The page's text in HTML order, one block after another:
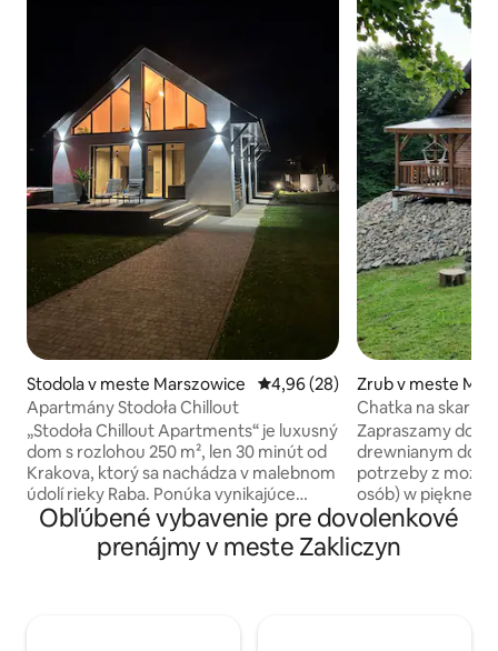
Stodola v meste Marszowice Priemerné ohodnotenie 4,96
4,96 (28)
Apartmány Stodoła Chillout
„Stodoła Chillout Apartments“ je luxusný
dom s rozlohou 250 m², len 30 minút od
Krakova, ktorý sa nachádza v malebnom
údolí rieky Raba. Ponúka vynikajúce
podmienky pre výlety do hôr a
cyklistické trasy. Apartmány sú
moderné, plné šarmu a pohodlia, s
Zrub v meste
Chatka na skarpie
Zapraszamy do
drewnianym
potrzeby z
osób) w pięknej
Domek w pełni
narożnikiem (z
kuchenny
Obľúbené vybavenie pre dovolenkové
prenájmy v meste Zakliczyn